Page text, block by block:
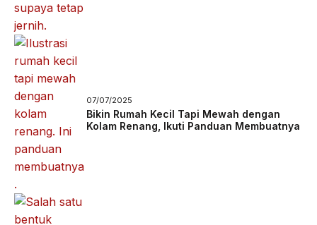
07/07/2025
Bikin Rumah Kecil Tapi Mewah dengan
Kolam Renang, Ikuti Panduan Membuatnya